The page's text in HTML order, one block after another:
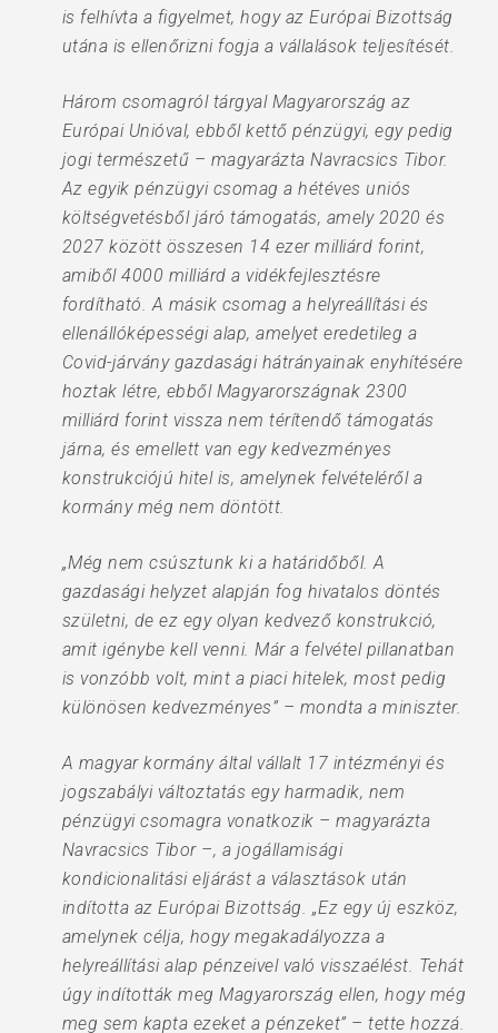
is felhívta a figyelmet, hogy az Európai Bizottság
utána is ellenőrizni fogja a vállalások teljesítését.
Három csomagról tárgyal Magyarország az
Európai Unióval, ebből kettő pénzügyi, egy pedig
jogi természetű – magyarázta Navracsics Tibor.
Az egyik pénzügyi csomag a hétéves uniós
költségvetésből járó támogatás, amely 2020 és
2027 között összesen 14 ezer milliárd forint,
amiből 4000 milliárd a vidékfejlesztésre
fordítható. A másik csomag a helyreállítási és
ellenállóképességi alap, amelyet eredetileg a
Covid-járvány gazdasági hátrányainak enyhítésére
hoztak létre, ebből Magyarországnak 2300
milliárd forint vissza nem térítendő támogatás
járna, és emellett van egy kedvezményes
konstrukciójú hitel is, amelynek felvételéről a
kormány még nem döntött.
„Még nem csúsztunk ki a határidőből. A
gazdasági helyzet alapján fog hivatalos döntés
születni, de ez egy olyan kedvező konstrukció,
amit igénybe kell venni. Már a felvétel pillanatban
is vonzóbb volt, mint a piaci hitelek, most pedig
különösen kedvezményes” – mondta a miniszter.
A magyar kormány által vállalt 17 intézményi és
jogszabályi változtatás egy harmadik, nem
pénzügyi csomagra vonatkozik – magyarázta
Navracsics Tibor –, a jogállamisági
kondicionalitási eljárást a választások után
indította az Európai Bizottság. „Ez egy új eszköz,
amelynek célja, hogy megakadályozza a
helyreállítási alap pénzeivel való visszaélést. Tehát
úgy indították meg Magyarország ellen, hogy még
meg sem kapta ezeket a pénzeket” – tette hozzá.